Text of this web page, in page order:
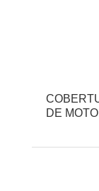
DE